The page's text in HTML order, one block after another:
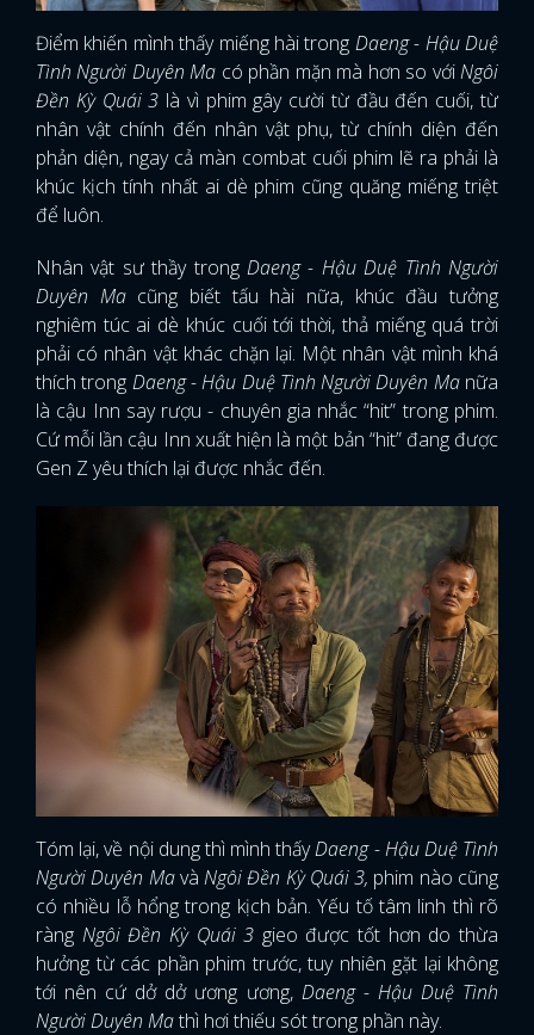
Điểm khiến mình thấy miếng hài trong Daeng - Hậu Duệ
Tình Người Duyên Ma có phần mặn mà hơn so vớiNgôi
Đền Kỳ Quái 3 là vì phim gây cười từ đầu đến cuối, từ
nhân vật chính đến nhân vật phụ, từ chính diện đến
phản diện, ngay cả màn combat cuối phim lẽ ra phải là
khúc kịch tính nhất ai dè phim cũng quăng miếng triệt
để luôn.
Nhân vật sư thầy trongDaeng - Hậu Duệ Tình Người
Duyên Macũng biết tấu hài nữa, khúc đầu tưởng
nghiêm túc ai dè khúc cuối tới thời, thả miếng quá trời
phải có nhân vật khác chặn lại. Một nhân vật mình khá
thích trong Daeng - Hậu Duệ Tình Người Duyên Manữa
là cậu Inn say rượu - chuyên gia nhắc “hit” trong phim.
Cứ mỗi lần cậu Inn xuất hiện là một bản “hit” đang được
Gen Z yêu thích lại được nhắc đến.
Tóm lại, về nội dung thì mình thấyDaeng - Hậu Duệ Tình
Người Duyên MavàNgôi Đền Kỳ Quái 3, phim nào cũng
có nhiều lỗ hổng trong kịch bản. Yếu tố tâm linh thì rõ
ràng Ngôi Đền Kỳ Quái 3 gieo được tốt hơn do thừa
hưởng từ các phần phim trước, tuy nhiên gặt lại không
tới nên cứ dở dở ương ương, Daeng - Hậu Duệ Tình
Người Duyên Mathì hơi thiếu sót trong phần này.